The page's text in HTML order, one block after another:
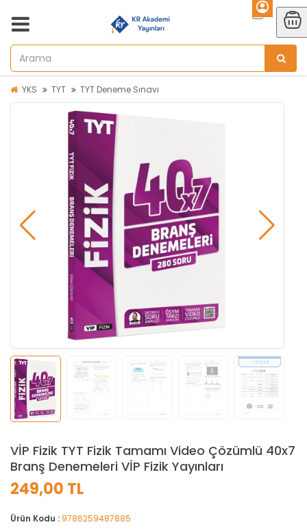
YKS TYT TYT Deneme Sınavı
VİP Fizik TYT Fizik Tamamı Video Çözümlü 40x7
Branş Denemeleri VİP Fizik Yayınları
249,00 TL
Ürün Kodu : 9786259487885